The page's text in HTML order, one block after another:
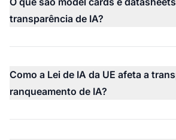
transparência de IA?
Como a Lei de IA da UE afeta a
ranqueamento de IA?